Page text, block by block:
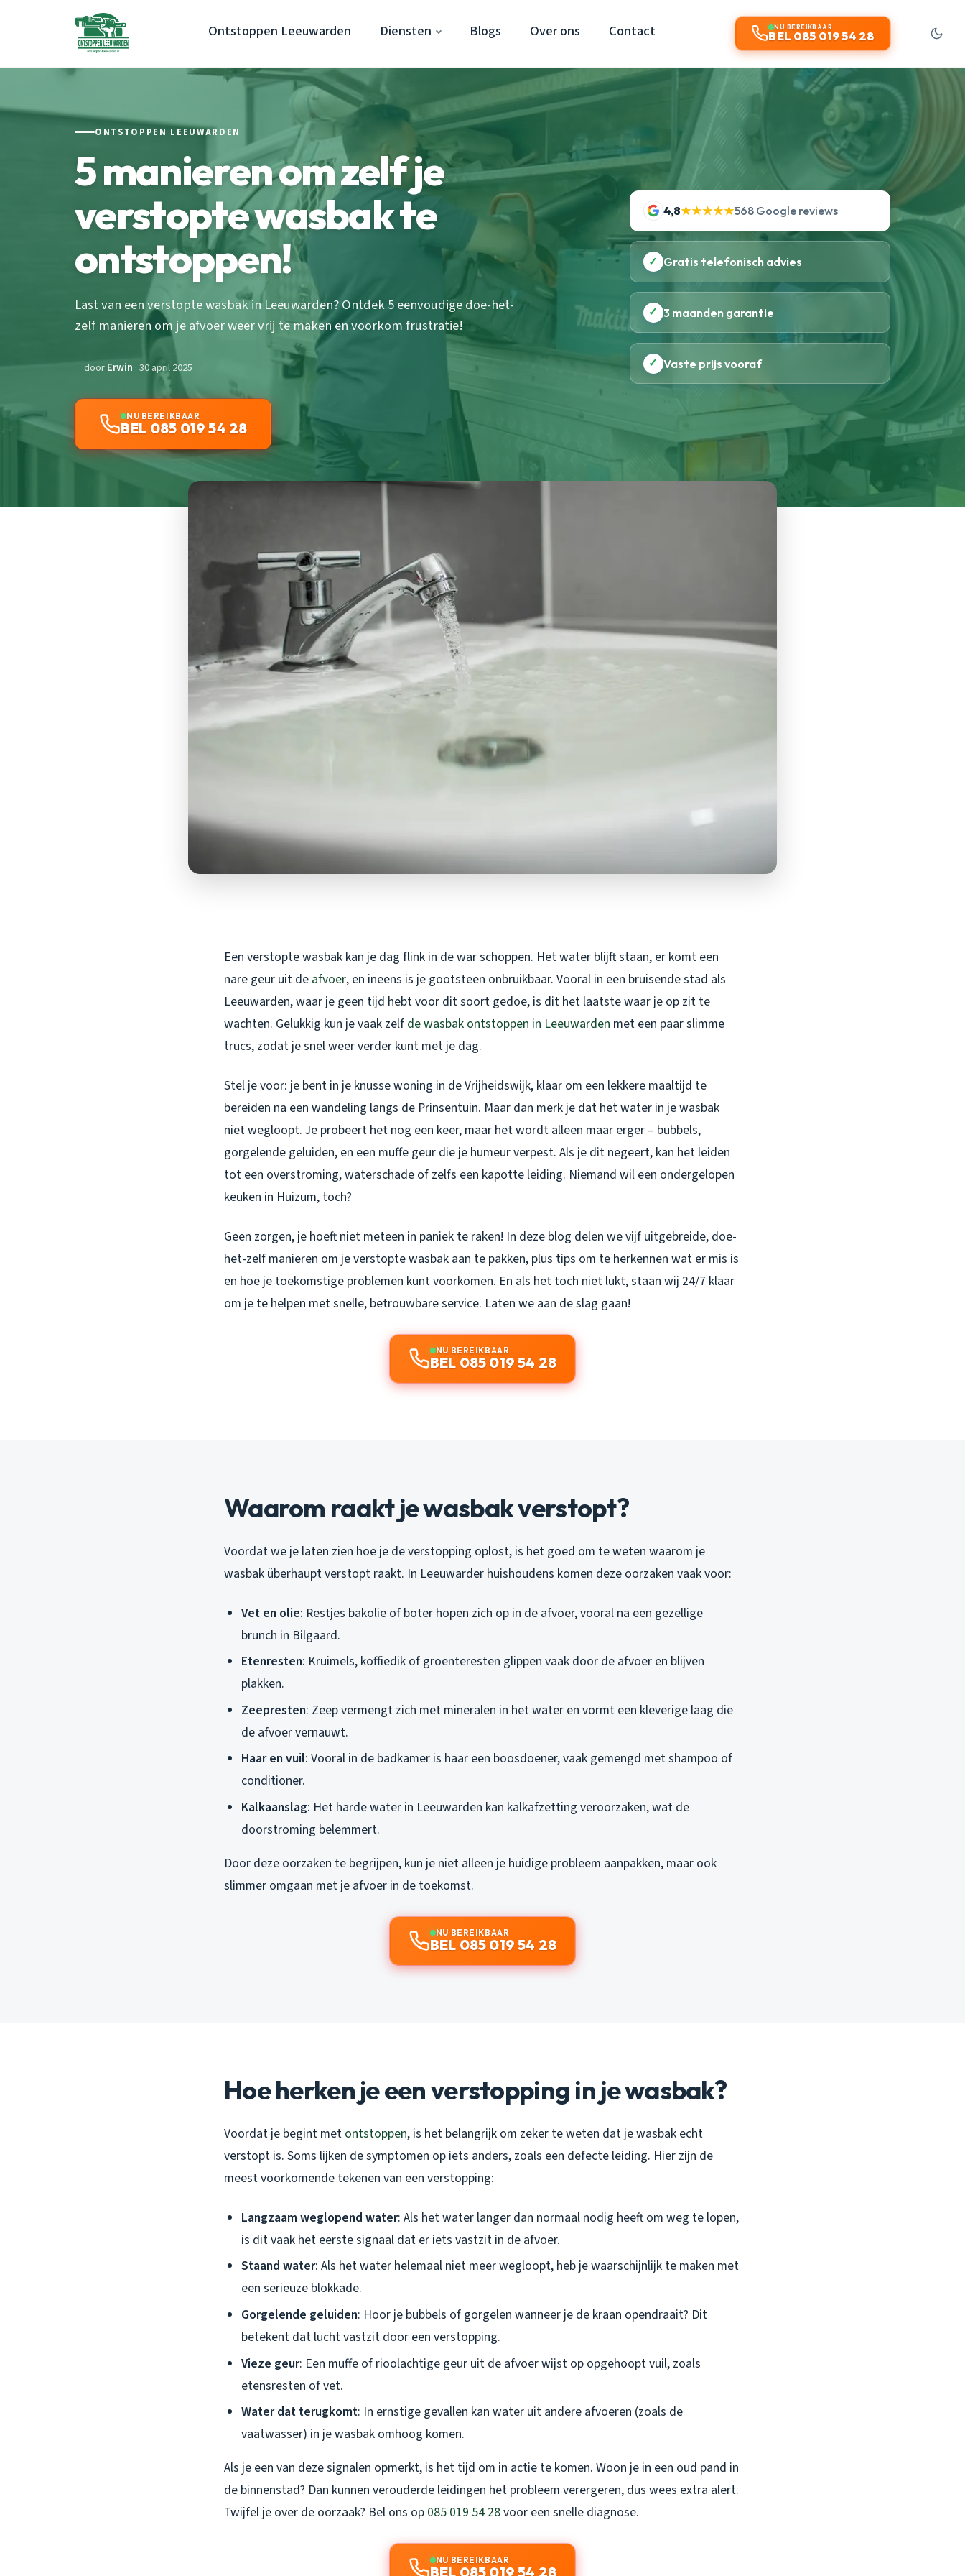
Ontstoppen Leeuwarden Diensten Blogs Over ons Contact NU BEREIKBAAR
BEL 085 019 54 28
ONTSTOPPEN LEEUWARDEN
5 manieren om zelf je
verstopte wasbak te
ontstoppen!
Last van een verstopte wasbak in Leeuwarden? Ontdek 5 eenvoudige doe-het-
zelf manieren om je afvoer weer vrij te maken en voorkom frustratie!
doorErwin · 30 april 2025
NU BEREIKBAAR
BEL 085 019 54 28
4,8★★★★★568 Google reviews
✓ Gratis telefonisch advies
✓ 3 maanden garantie
✓ Vaste prijs vooraf
Een verstopte wasbak kan je dag flink in de war schoppen. Het water blijft staan, er komt een
nare geur uit de afvoer, en ineens is je gootsteen onbruikbaar. Vooral in een bruisende stad als
Leeuwarden, waar je geen tijd hebt voor dit soort gedoe, is dit het laatste waar je op zit te
wachten. Gelukkig kun je vaak zelf de wasbak ontstoppen in Leeuwarden met een paar slimme
trucs, zodat je snel weer verder kunt met je dag.
Stel je voor: je bent in je knusse woning in de Vrijheidswijk, klaar om een lekkere maaltijd te
bereiden na een wandeling langs de Prinsentuin. Maar dan merk je dat het water in je wasbak
niet wegloopt. Je probeert het nog een keer, maar het wordt alleen maar erger – bubbels,
gorgelende geluiden, en een muffe geur die je humeur verpest. Als je dit negeert, kan het leiden
tot een overstroming, waterschade of zelfs een kapotte leiding. Niemand wil een ondergelopen
keuken in Huizum, toch?
Geen zorgen, je hoeft niet meteen in paniek te raken! In deze blog delen we vijf uitgebreide, doe-
het-zelf manieren om je verstopte wasbak aan te pakken, plus tips om te herkennen wat er mis is
en hoe je toekomstige problemen kunt voorkomen. En als het toch niet lukt, staan wij 24/7 klaar
om je te helpen met snelle, betrouwbare service. Laten we aan de slag gaan!
NU BEREIKBAAR
BEL 085 019 54 28
Waarom raakt je wasbak verstopt?
Voordat we je laten zien hoe je de verstopping oplost, is het goed om te weten waarom je
wasbak überhaupt verstopt raakt. In Leeuwarder huishoudens komen deze oorzaken vaak voor:
Vet en olie: Restjes bakolie of boter hopen zich op in de afvoer, vooral na een gezellige
brunch in Bilgaard.
Etenresten: Kruimels, koffiedik of groenteresten glippen vaak door de afvoer en blijven
plakken.
Zeepresten: Zeep vermengt zich met mineralen in het water en vormt een kleverige laag die
de afvoer vernauwt.
Haar en vuil: Vooral in de badkamer is haar een boosdoener, vaak gemengd met shampoo of
conditioner.
Kalkaanslag: Het harde water in Leeuwarden kan kalkafzetting veroorzaken, wat de
doorstroming belemmert.
Door deze oorzaken te begrijpen, kun je niet alleen je huidige probleem aanpakken, maar ook
slimmer omgaan met je afvoer in de toekomst.
NU BEREIKBAAR
BEL 085 019 54 28
Hoe herken je een verstopping in je wasbak?
Voordat je begint met ontstoppen, is het belangrijk om zeker te weten dat je wasbak echt
verstopt is. Soms lijken de symptomen op iets anders, zoals een defecte leiding. Hier zijn de
meest voorkomende tekenen van een verstopping:
Langzaam weglopend water: Als het water langer dan normaal nodig heeft om weg te lopen,
is dit vaak het eerste signaal dat er iets vastzit in de afvoer.
Staand water: Als het water helemaal niet meer wegloopt, heb je waarschijnlijk te maken met
een serieuze blokkade.
Gorgelende geluiden: Hoor je bubbels of gorgelen wanneer je de kraan opendraait? Dit
betekent dat lucht vastzit door een verstopping.
Vieze geur: Een muffe of rioolachtige geur uit de afvoer wijst op opgehoopt vuil, zoals
etensresten of vet.
Water dat terugkomt: In ernstige gevallen kan water uit andere afvoeren (zoals de
vaatwasser) in je wasbak omhoog komen.
Als je een van deze signalen opmerkt, is het tijd om in actie te komen. Woon je in een oud pand in
de binnenstad? Dan kunnen verouderde leidingen het probleem verergeren, dus wees extra alert.
Twijfel je over de oorzaak? Bel ons op 085 019 54 28voor een snelle diagnose.
NU BEREIKBAAR
BEL 085 019 54 28